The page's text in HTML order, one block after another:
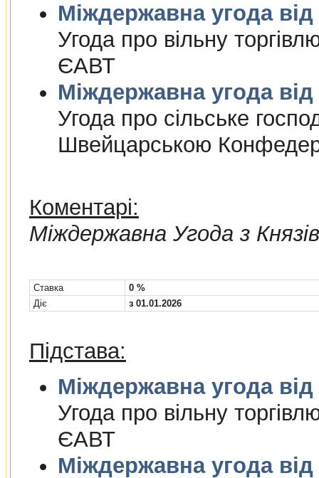
Угода про вiльну
ЄАВТ
Угода про сiльське
Швейцарською
Коментарі:
Мiждержавна Угода з
Cтавка
0 %
Діє
з 01.01.2026
Підстава:
Угода про вiльну
ЄАВТ